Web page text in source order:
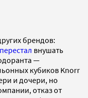
брендов:
перестал внушать
—
кубиков Knorr
и дочери, но
отказ от